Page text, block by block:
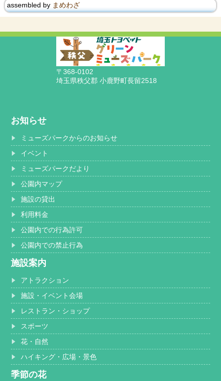
assembled by まめわざ
〒368-0102
埼玉県秩父郡 小鹿野町長留2518
お知らせ
ミューズパークからのお知らせ
イベント
ミューズパークだより
公園内マップ
施設の貸出
利用料金
公園内での行為許可
公園内での禁止行為
施設案内
アトラクション
施設・イベント会場
レストラン・ショップ
スポーツ
花・自然
ハイキング・広場・景色
季節の花